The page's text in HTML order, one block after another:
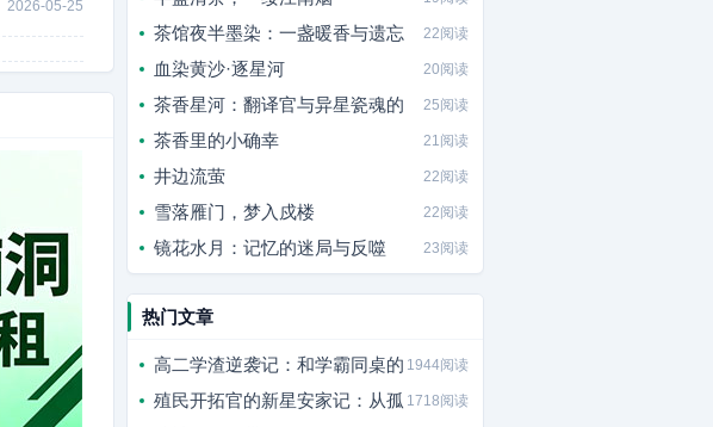
2026-05-25
茶馆夜半墨染：一盏暖香与遗忘 22阅读
血染黄沙·逐星河 20阅读
茶香星河：翻译官与异星瓷魂的 25阅读
茶香里的小确幸 21阅读
井边流萤 22阅读
雪落雁门，梦入戍楼 22阅读
镜花水月：记忆的迷局与反噬 23阅读
热门文章
高二学渣逆袭记：和学霸同桌的 1944阅读
殖民开拓官的新星安家记：从孤 1718阅读